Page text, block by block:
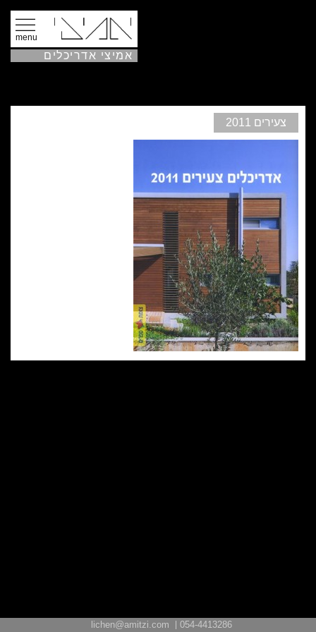
אמיצי אדריכלים
menu
צעירים 2011
054-4413286
lichen@amitzi.com